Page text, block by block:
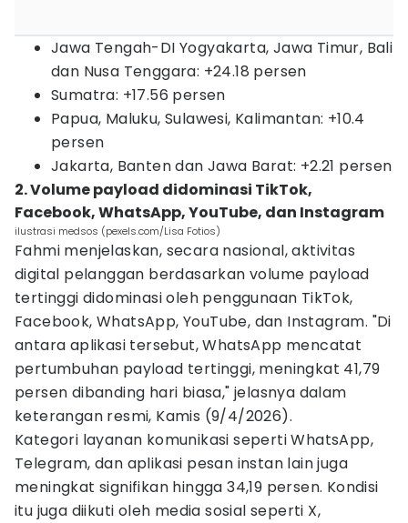
Jawa Tengah-DI Yogyakarta, Jawa Timur, Bali
dan Nusa Tenggara: +24.18 persen
Sumatra: +17.56 persen
Papua, Maluku, Sulawesi, Kalimantan: +10.4
persen
Jakarta, Banten dan Jawa Barat: +2.21 persen
2. Volume payload didominasi TikTok,
Facebook, WhatsApp, YouTube, dan Instagram
ilustrasi medsos (pexels.com/Lisa Fotios)
Fahmi menjelaskan, secara nasional, aktivitas
digital pelanggan berdasarkan volume payload
tertinggi didominasi oleh penggunaan TikTok,
Facebook, WhatsApp, YouTube, dan Instagram. "Di
antara aplikasi tersebut, WhatsApp mencatat
pertumbuhan payload tertinggi, meningkat 41,79
persen dibanding hari biasa," jelasnya dalam
keterangan resmi, Kamis (9/4/2026).
Kategori layanan komunikasi seperti WhatsApp,
Telegram, dan aplikasi pesan instan lain juga
meningkat signifikan hingga 34,19 persen. Kondisi
itu juga diikuti oleh media sosial seperti X,